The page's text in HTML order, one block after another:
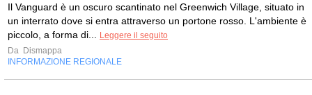
Il Vanguard è un oscuro scantinato nel Greenwich Village, situato in
un interrato dove si entra attraverso un portone rosso. L'ambiente è
piccolo, a forma di...
Leggere il seguito
Da Dismappa
INFORMAZIONE REGIONALE